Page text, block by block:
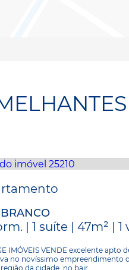
| 1 suíte | 47m² | 1
IMÓVEIS VENDE excelente apto
no novíssimo empreendimento
da cidade, no bair...